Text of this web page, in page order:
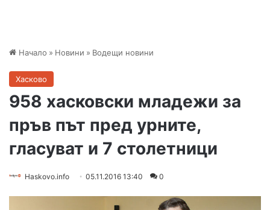
Начало » Новини » Водещи новини
Хасково
958 хасковски младежи за
пръв път пред урните,
гласуват и 7 столетници
Haskovo.info 05.11.2016 13:40 0